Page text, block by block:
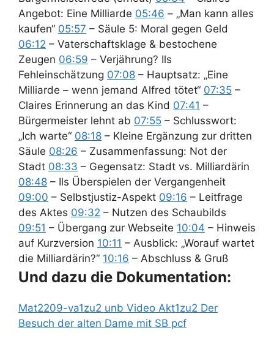
Angebot: Eine Milliarde 05:46 – „Man kann alles
kaufen“ 05:57 – Säule 5: Moral gegen Geld
06:12 – Vaterschaftsklage & bestochene
Zeugen 06:59 – Verjährung? Ils
Fehleinschätzung 07:08 – Hauptsatz: „Eine
Milliarde – wenn jemand Alfred tötet“ 07:35 –
Claires Erinnerung an das Kind 07:41 –
Bürgermeister lehnt ab 07:55 – Schlusswort:
„Ich warte“ 08:18 – Kleine Ergänzung zur dritten
Säule 08:26 – Zusammenfassung: Not der
Stadt 08:33 – Gegensatz: Stadt vs. Milliardärin
08:48 – Ils Überspielen der Vergangenheit
09:00 – Selbstjustiz-Aspekt 09:16 – Leitfrage
des Aktes 09:32 – Nutzen des Schaubilds
09:51 – Übergang zur Webseite 10:04 – Hinweis
auf Kurzversion 10:11 – Ausblick: „Worauf wartet
die Milliardärin?“ 10:16 – Abschluss & Gruß
Und dazu die Dokumentation:
Mat2209-va1zu2 unb Video Akt1zu2 Der
Besuch der alten Dame mit SB pcf